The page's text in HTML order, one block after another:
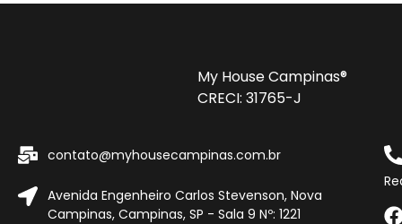
My House Campinas®
CRECI: 31765-J
contato@myhousecampinas.com.br
Avenida Engenheiro Carlos Stevenson, Nova
Campinas, Campinas, SP - Sala 9 Nº: 1221